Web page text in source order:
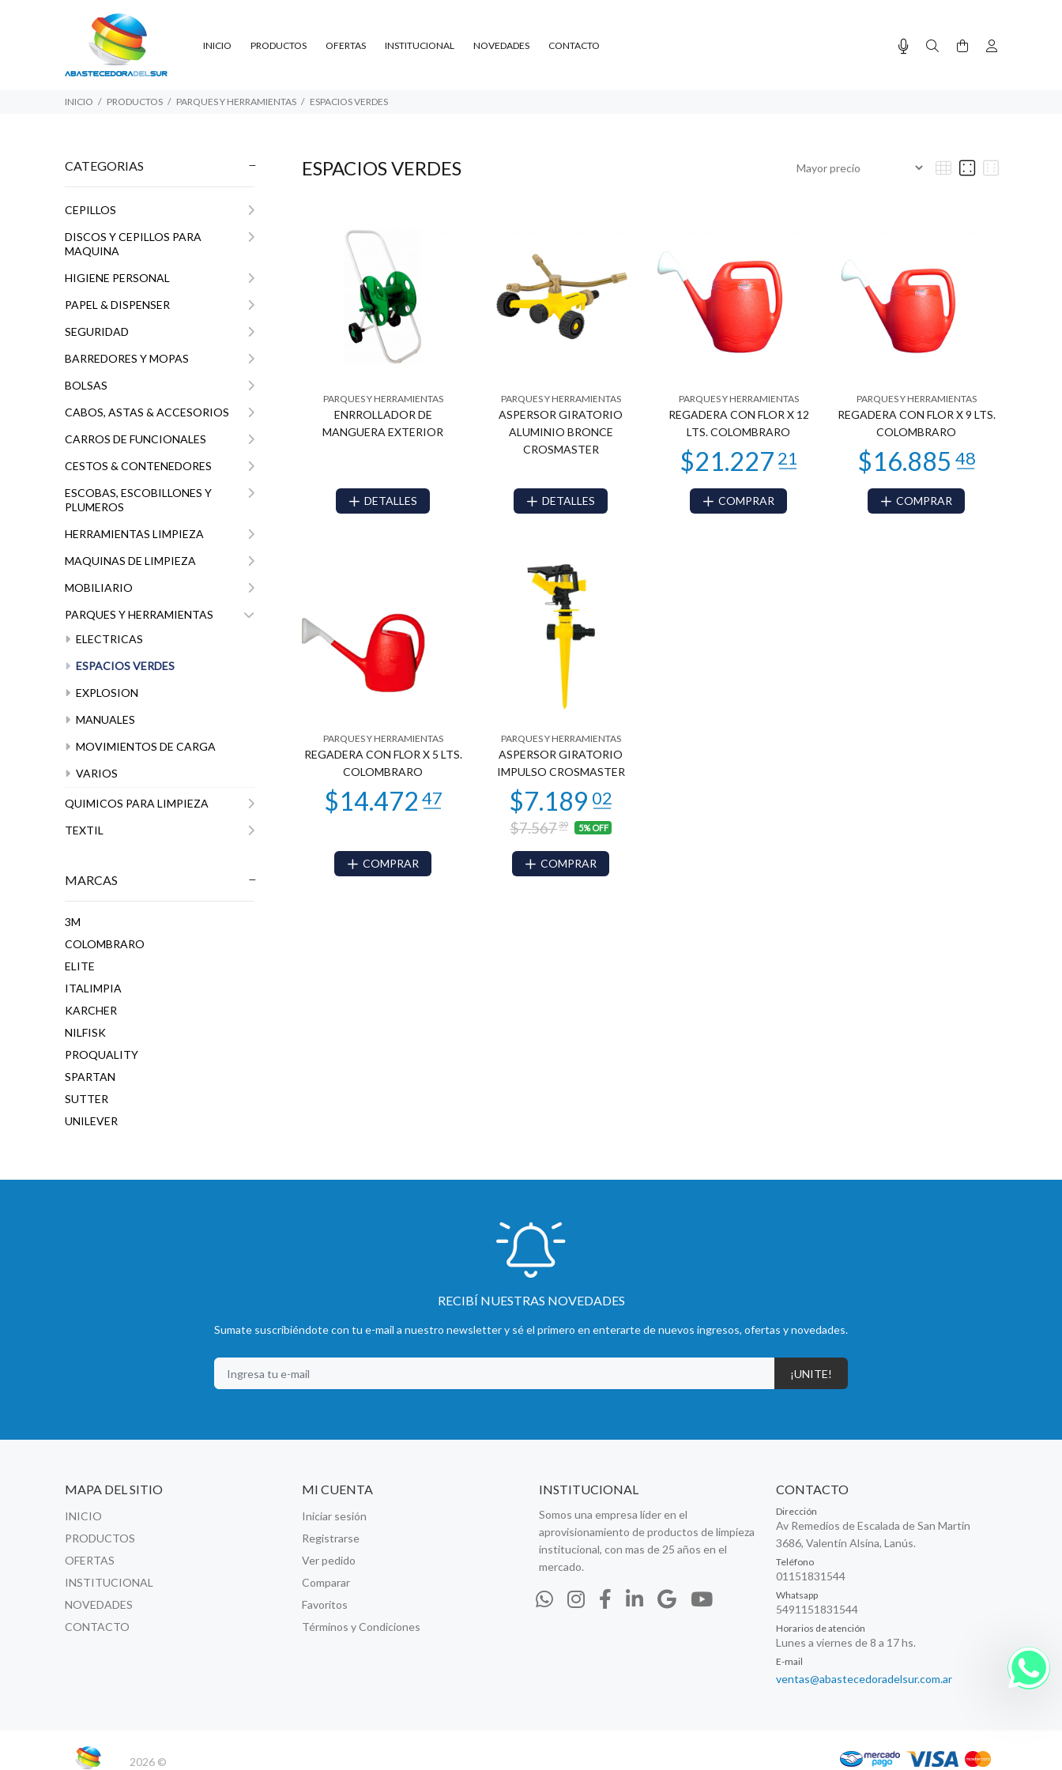
INICIO PRODUCTOS OFERTAS INSTITUCIONAL NOVEDADES CONTACTO
INICIO PRODUCTOS PARQUES Y HERRAMIENTAS ESPACIOS VERDES
CATEGORIAS
CEPILLOS
DISCOS Y CEPILLOS PARA
MAQUINA
HIGIENE PERSONAL
PAPEL & DISPENSER
SEGURIDAD
BARREDORES Y MOPAS
BOLSAS
CABOS, ASTAS & ACCESORIOS
CARROS DE FUNCIONALES
CESTOS & CONTENEDORES
ESCOBAS, ESCOBILLONES Y
PLUMEROS
HERRAMIENTAS LIMPIEZA
MAQUINAS DE LIMPIEZA
MOBILIARIO
PARQUES Y HERRAMIENTAS
ELECTRICAS
ESPACIOS VERDES
EXPLOSION
MANUALES
MOVIMIENTOS DE CARGA
VARIOS
QUIMICOS PARA LIMPIEZA
TEXTIL
MARCAS
3M
COLOMBRARO
ELITE
ITALIMPIA
KARCHER
NILFISK
PROQUALITY
SPARTAN
SUTTER
UNILEVER
ESPACIOS VERDES
PARQUES Y HERRAMIENTAS
ENRROLLADOR DE
MANGUERA EXTERIOR
DETALLES
PARQUES Y HERRAMIENTAS
ASPERSOR GIRATORIO
ALUMINIO BRONCE
CROSMASTER
DETALLES
PARQUES Y HERRAMIENTAS
REGADERA CON FLOR X 12
LTS. COLOMBRARO
$21.227
COMPRAR
PARQUES Y HERRAMIENTAS
REGADERA CON FLOR X 9 LTS.
COLOMBRARO
COMPRAR
PARQUES Y HERRAMIENTAS
REGADERA CON FLOR X 5 LTS.
COLOMBRARO
COMPRAR
PARQUES Y HERRAMIENTAS
ASPERSOR GIRATORIO
IMPULSO CROSMASTER
$7.56739 5% OFF
COMPRAR
RECIBÍ NUESTRAS NOVEDADES
Sumate suscribiéndote con tu e-mail a nuestro newsletter y sé el primero en enterarte de nuevos ingresos, ofertas y novedades.
¡UNITE!
MAPA DEL SITIO
INICIO
PRODUCTOS
OFERTAS
INSTITUCIONAL
NOVEDADES
CONTACTO
MI CUENTA
Iniciar sesión
Registrarse
Ver pedido
Comparar
Favoritos
Términos y Condiciones
INSTITUCIONAL
Somos una empresa líder en el
aprovisionamiento de productos de limpieza
institucional, con mas de 25 años en el
mercado.
CONTACTO
Dirección
Av Remedios de Escalada de San Martin
3686, Valentín Alsina, Lanús.
Teléfono
01151831544
Whatsapp
5491151831544
Horarios de atención
Lunes a viernes de 8 a 17 hs.
E-mail
ventas@abastecedoradelsur.com.ar
2026 ©